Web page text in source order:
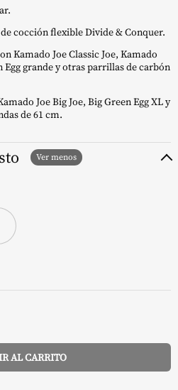
cocción flexible Divide & Conquer.
Kamado Joe Classic Joe, Kamado
Egg grande y otras parrillas de carbón
Joe Big Joe, Big Green Egg XL y
de 61 cm.
AL CARRITO